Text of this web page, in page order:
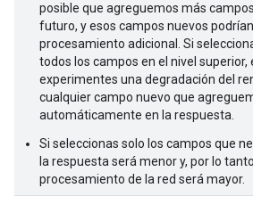
posible que agreguemos más
futuro, y esos campos nuevos
procesamiento adicional. Si
todos los campos en el nivel superior,
experimentes una degradación del
cualquier campo nuevo que
automáticamente en la respuesta.
Si seleccionas solo los campos que
la respuesta será menor y, por lo
procesamiento de la red será mayor.